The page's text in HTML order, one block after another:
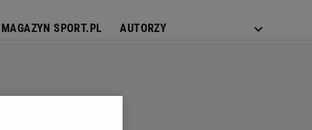
MAGAZYN SPORT.PL AUTORZY